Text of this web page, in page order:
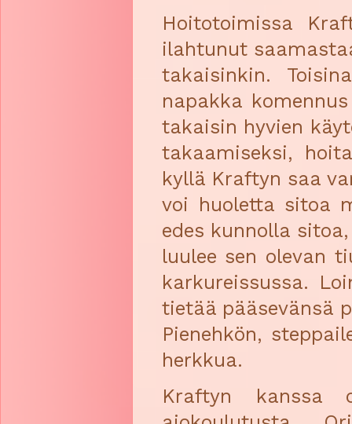
Hoitotoimissa
ilahtunut
takaisinkin.
napakka
takaisin hyvien
takaamiseksi,
kyllä Kraftyn saa
voi huoletta sitoa
edes kunnolla
luulee sen olevan
karkureissussa.
tietää pääsevänsä
Pienehkön,
herkkua.
Kraftyn